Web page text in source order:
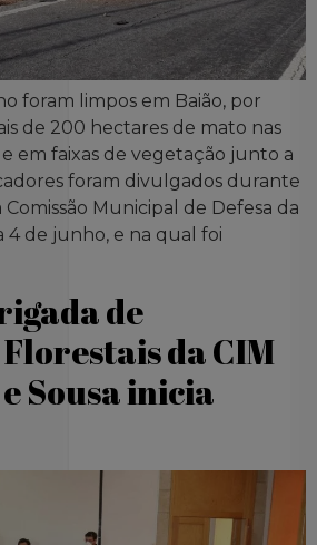
foram limpos em Baião, por
de 200 hectares de mato nas
e em faixas de vegetação junto a
foram divulgados durante
Municipal de Defesa da
4 de junho, e na qual foi
de
da CIM
Sousa inicia